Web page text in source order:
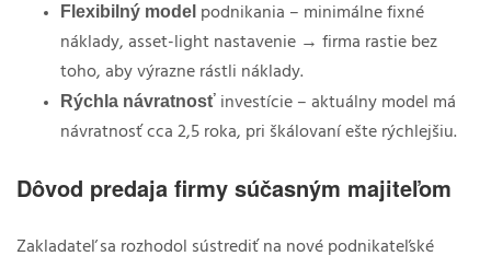
Flexibilný model podnikania – minimálne fixné
náklady, asset-light nastavenie → firma rastie bez
toho, aby výrazne rástli náklady.
Rýchla návratnosť investície – aktuálny model má
návratnosť cca 2,5 roka, pri škálovaní ešte rýchlejšiu.
Dôvod predaja firmy súčasným majiteľom
Zakladateľ sa rozhodol sústrediť na nové podnikateľské